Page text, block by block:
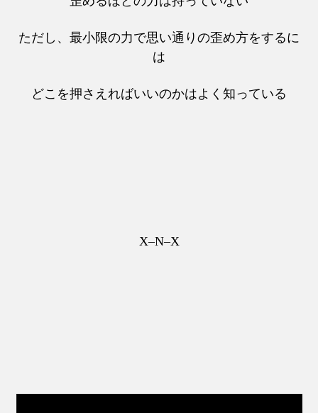
ただし、最小限の力で思い通りの歪め方をするに
は
どこを押さえればいいのかはよく知っている
X–N–X